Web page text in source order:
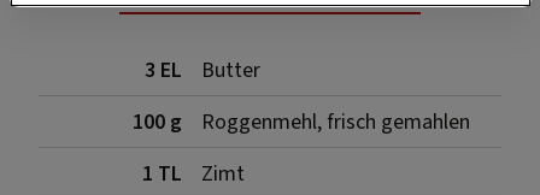
3 EL
Butter
100 g
Roggenmehl, frisch gemahlen
1 TL
Zimt